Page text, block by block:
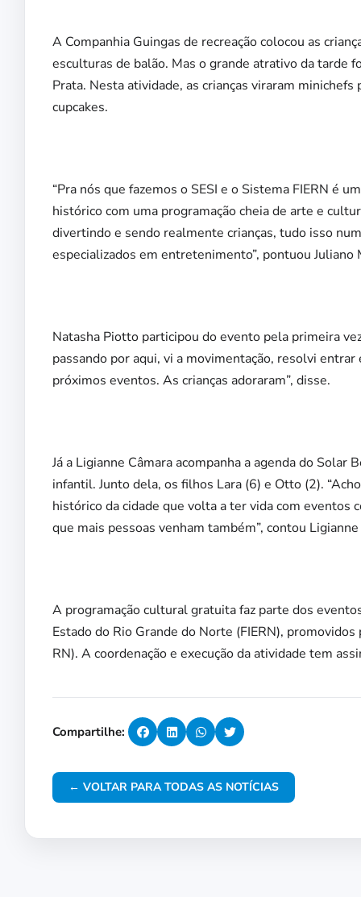
A Companhia Guingas de recreação colocou as
esculturas de balão. Mas o grande atrativo da tarde
Prata. Nesta atividade, as crianças viraram
cupcakes.
“Pra nós que fazemos o SESI e o Sistema FIERN é
histórico com uma programação cheia de arte e
divertindo e sendo realmente crianças, tudo isso
especializados em entretenimento”, pontuou
Natasha Piotto participou do evento pela primeira
passando por aqui, vi a movimentação, resolvi
próximos eventos. As crianças adoraram”, disse.
Já a Ligianne Câmara acompanha a agenda do
infantil. Junto dela, os filhos Lara (6) e Otto (2).
histórico da cidade que volta a ter vida com eventos
que mais pessoas venham também”, contou
A programação cultural gratuita faz parte dos
Estado do Rio Grande do Norte (FIERN),
RN). A coordenação e execução da atividade tem
Compartilhe:
← VOLTAR PARA TODAS AS NOTÍCIAS